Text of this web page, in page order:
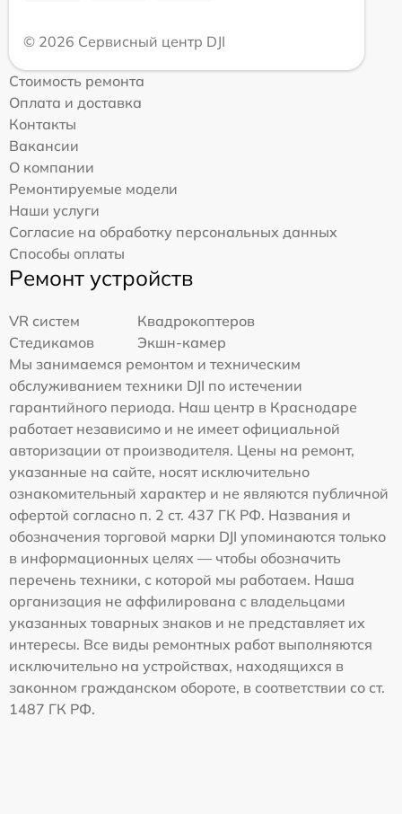
© 2026 Сервисный центр DJI
Стоимость ремонта
Оплата и доставка
Контакты
Вакансии
О компании
Ремонтируемые модели
Наши услуги
Согласие на обработку персональных данных
Способы оплаты
Ремонт устройств
VR систем
Квадрокоптеров
Стедикамов
Экшн-камер
Мы занимаемся ремонтом и техническим
обслуживанием техники DJI по истечении
гарантийного периода. Наш центр в Краснодаре
работает независимо и не имеет официальной
авторизации от производителя. Цены на ремонт,
указанные на сайте, носят исключительно
ознакомительный характер и не являются публичной
офертой согласно п. 2 ст. 437 ГК РФ. Названия и
обозначения торговой марки DJI упоминаются только
в информационных целях — чтобы обозначить
перечень техники, с которой мы работаем. Наша
организация не аффилирована с владельцами
указанных товарных знаков и не представляет их
интересы. Все виды ремонтных работ выполняются
исключительно на устройствах, находящихся в
законном гражданском обороте, в соответствии со ст.
1487 ГК РФ.